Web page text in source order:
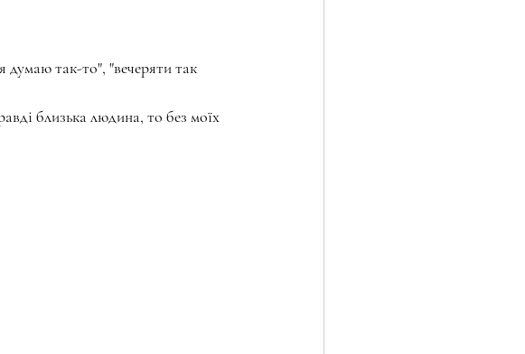
думаю так-то", "вечеряти так
близька людина, то без моїх